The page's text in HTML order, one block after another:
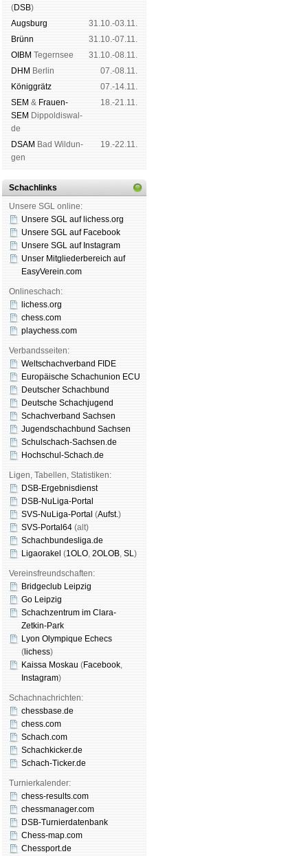
(DSB)
Augs­burg
31.10.-03.11.
Brünn
31.10.-07.11.
OIBM Tegern­see
31.10.-08.11.
DHM Ber­lin
07.-08.11.
König­grätz
07.-14.11.
SEM & Frauen-
SEM Dip­pol­dis­wal­
de
18.-21.11.
DSAM Bad Wil­dun­
gen
19.-22.11.
Schachlinks
Unsere SGL online:
Unsere SGL auf li­chess.org
Unsere SGL auf Face­book
Unsere SGL auf Insta­gram
Unser Mitgliederbereich auf
EasyVerein.com
Onlineschach:
lichess.org
chess.com
playchess.com
Verbandsseiten:
Weltschachverband FIDE
Europäische Schachunion ECU
Deutscher Schachbund
Deutsche Schachjugend
Schachverband Sachsen
Jugendschachbund Sachsen
Schulschach-Sachsen.de
Hochschul-Schach.de
Ligen, Tabellen, Statistiken:
DSB-Ergebnisdienst
DSB-NuLiga-Portal
SVS-NuLiga-Portal (Aufst.)
SVS-Portal64 (alt)
Schachbundesliga.de
Ligaorakel (1OLO, 2OLOB, SL)
Vereinsfreundschaften:
Bridgeclub Leipzig
Go Leipzig
Schachzentrum im Clara-
Zetkin-Park
Lyon Olympique Echecs
( lichess)
Kaissa Moskau (Face­book,
Insta­gram)
Schachnachrichten:
chessbase.de
chess.com
Schach.com
Schachkicker.de
Schach-Ticker.de
Turnierkalender:
chess-results.com
chessmanager.com
DSB-Turnierdatenbank
Chess-map.com
Chessport.de